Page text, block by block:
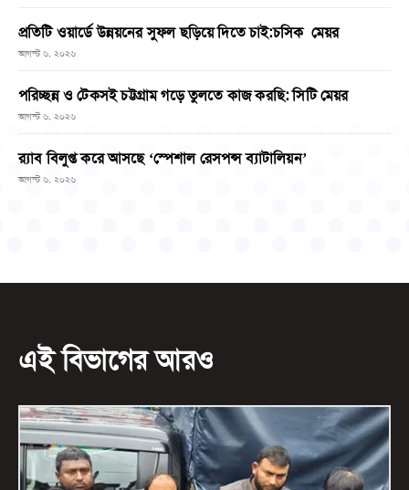
প্রতিটি ওয়ার্ডে উন্নয়নের সুফল ছড়িয়ে দিতে চাই:চসিক মেয়র
আগস্ট ৬, ২০২৬
পরিচ্ছন্ন ও টেকসই চট্টগ্রাম গড়ে তুলতে কাজ করছি: সিটি মেয়র
আগস্ট ৬, ২০২৬
র‌্যাব বিলুপ্ত করে আসছে ‘স্পেশাল রেসপন্স ব্যাটালিয়ন’
আগস্ট ৬, ২০২৬
এই বিভাগের আরও